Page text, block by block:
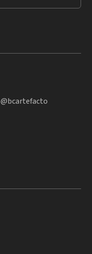
@bcartefacto